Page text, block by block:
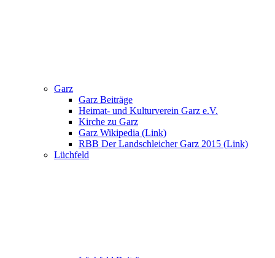
Garz
Garz Beiträge
Heimat- und Kulturverein Garz e.V.
Kirche zu Garz
Garz Wikipedia (Link)
RBB Der Landschleicher Garz 2015 (Link)
Lüchfeld